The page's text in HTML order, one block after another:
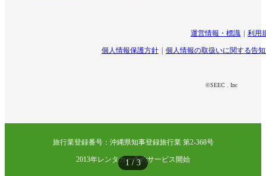
1 /3
運営情報・標識 利用
個人情報保護方針 個人情報の取扱いに関する告
©SEEC . Inc
旅行業登録番号：沖縄県知事登録旅行業 第2-368号
2013年レンタカー予約サービス開始